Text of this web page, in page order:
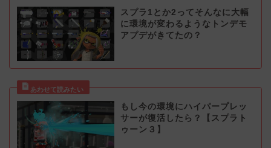
スプラ1とか2ってそんなに大幅
に環境が変わるようなトンデモ
アプデがきてたの？
もし今の環境にハイパープレッ
サーが復活したら？【スプラト
ゥーン３】